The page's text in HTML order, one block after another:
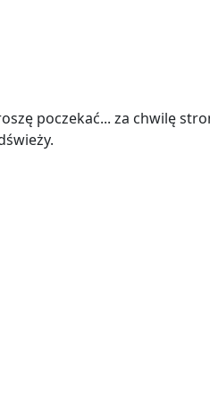
poczekać... za chwilę